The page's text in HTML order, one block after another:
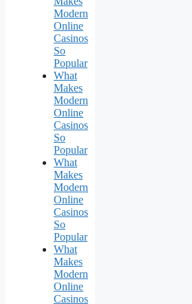
Modern
Online
Casinos
So
Popular
What
Makes
Modern
Online
Casinos
So
Popular
What
Makes
Modern
Online
Casinos
So
Popular
What
Makes
Modern
Online
Casinos